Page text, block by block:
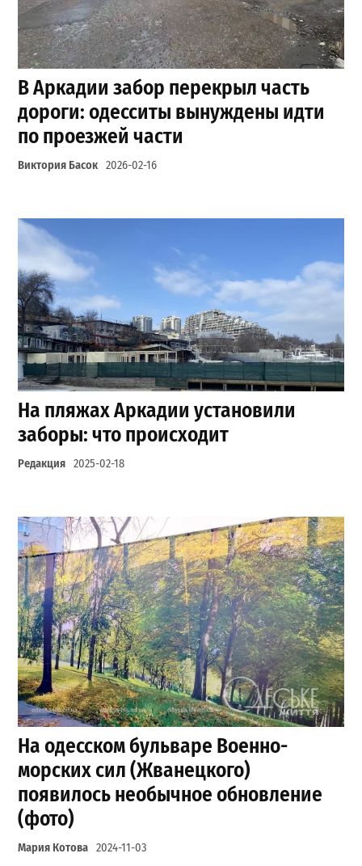
В Аркадии забор перекрыл часть
дороги: одесситы вынуждены идти
по проезжей части
Виктория Басок 2026-02-16
На пляжах Аркадии установили
заборы: что происходит
Редакция 2025-02-18
На одесском бульваре Военно-
морских сил (Жванецкого)
появилось необычное обновление
(фото)
Мария Котова 2024-11-03